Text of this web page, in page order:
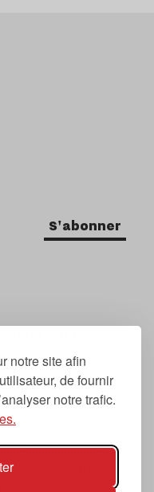
notre site afin
de fournir
notre trafic.
S'abonner
sur la
dont la
», « suivant
du
tendances
la musique